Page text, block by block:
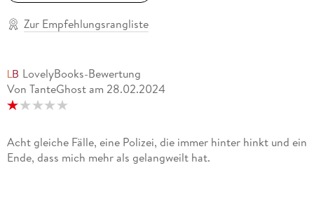
Zur Empfehlungsrangliste
LovelyBooks-Bewertung
Von TanteGhost am 28.02.2024
Acht gleiche Fälle, eine Polizei, die immer hinter hinkt und ein
Ende, dass mich mehr als gelangweilt hat.